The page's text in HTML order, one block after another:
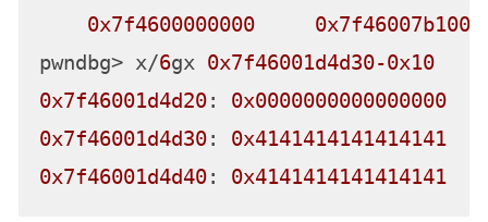
0x7f4600000000
0x7f46007b1000
pwndbg> x/6gx 0x7f46001d4d30-0x10
0x7f46001d4d20: 0x0000000000000000
0x7f46001d4d30: 0x4141414141414141
0x7f46001d4d40: 0x4141414141414141